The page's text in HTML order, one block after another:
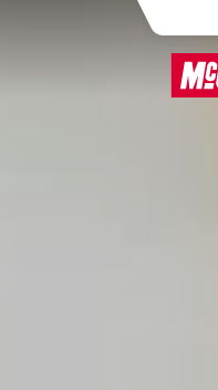
PASAR AL CONTENIDO PRINCIPAL